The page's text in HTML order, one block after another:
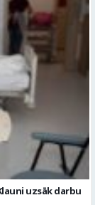
uzsāk darbu